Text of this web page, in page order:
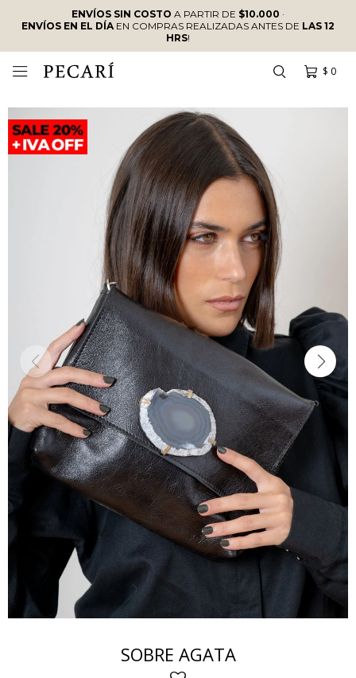
ENVÍOS SIN COSTO A PARTIR DE $10.000 ·
ENVÍOS EN EL DÍAEN COMPRAS REALIZADAS ANTES DE LAS 12
HRS!
$ 0

SOBRE AGATA